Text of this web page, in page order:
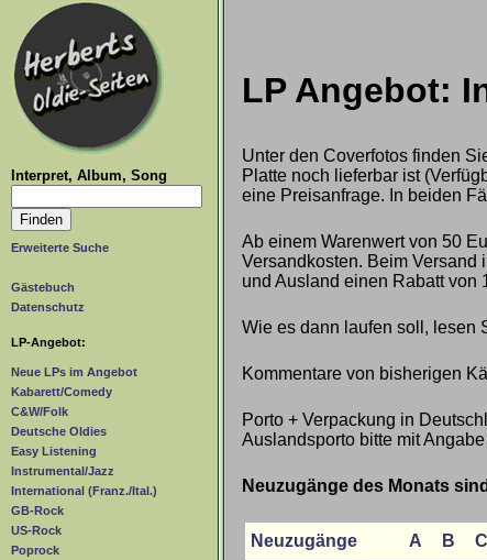
Interpret, Album, Song
Erweiterte Suche
Gästebuch
Datenschutz
LP-Angebot:
Neue LPs im Angebot
Kabarett/Comedy
C&W/Folk
Deutsche Oldies
Easy Listening
Instrumental/Jazz
International (Franz./Ital.)
GB-Rock
US-Rock
Poprock
LP Angebot:
Unter den Coverfotos finden
Platte noch lieferbar ist
eine Preisanfrage. In beiden
Ab einem Warenwert von 50
Versandkosten. Beim Versand
und Ausland einen Rabatt von
Wie es dann laufen soll, lesen
Kommentare von bisherigen
Porto + Verpackung in
Auslandsporto bitte mit
Neuzugänge des Monats
Neuzugänge A B C